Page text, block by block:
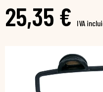
25,35 € IVA